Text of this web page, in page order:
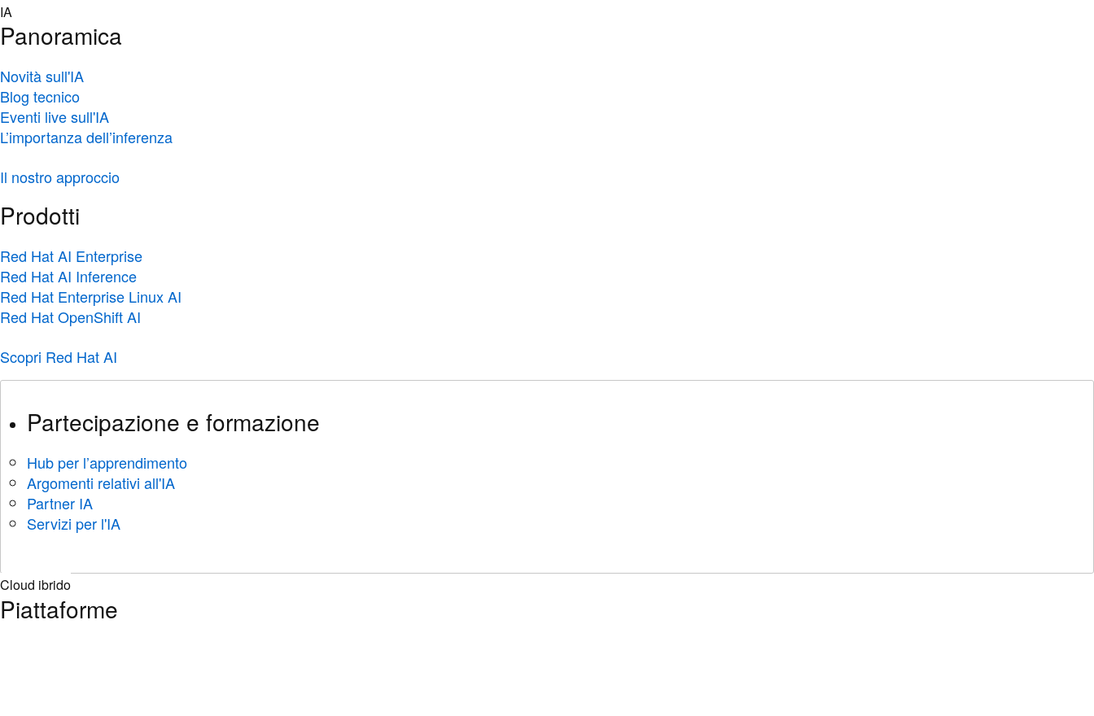
Skip
to
content
IA
Panoramica
Novità sull'IA
Blog tecnico
Eventi live sull'IA
L’importanza dell’inferenza
Il nostro approccio
Prodotti
Red Hat AI Enterprise
Red Hat AI Inference
Red Hat Enterprise Linux AI
Red Hat OpenShift AI
Scopri Red Hat AI
Partecipazione e formazione
Hub per l’apprendimento
Argomenti relativi all'IA
Partner IA
Servizi per l'IA
Cloud ibrido
Piattaforme